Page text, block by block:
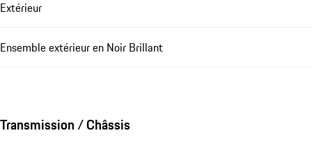
Extérieur
Ensemble extérieur en Noir Brillant
Transmission / Châssis